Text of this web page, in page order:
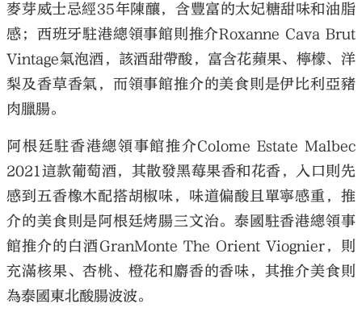
麥芽威士忌經35年陳釀，含豐富的太妃糖甜味和油脂
感；西班牙駐港總領事館則推介Roxanne Cava Brut
Vintage氣泡酒，該酒甜帶酸，富含花蘋果、檸檬、洋
梨及香草香氣，而領事館推介的美食則是伊比利亞豬
肉臘腸。
阿根廷駐香港總領事館推介Colome Estate Malbec
2021這款葡萄酒，其散發黑莓果香和花香，入口則先
感到五香橡木配搭胡椒味，味道偏酸且單寧感重，推
介的美食則是阿根廷烤腸三文治。泰國駐香港總領事
館推介的白酒GranMonte The Orient Viognier，則
充滿核果、杏桃、橙花和麝香的香味，其推介美食則
為泰國東北酸腸波波。